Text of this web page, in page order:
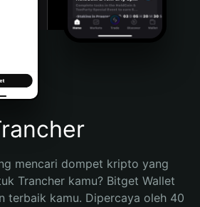
mencari dompet kripto yang
Trancher kamu? Bitget Wallet
terbaik kamu. Dipercaya oleh 40